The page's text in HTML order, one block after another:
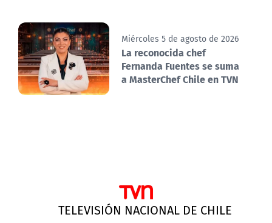
Miércoles 5 de agosto de 2026
La reconocida chef
Fernanda Fuentes se suma
a MasterChef Chile en TVN
TELEVISIÓN NACIONAL DE CHILE